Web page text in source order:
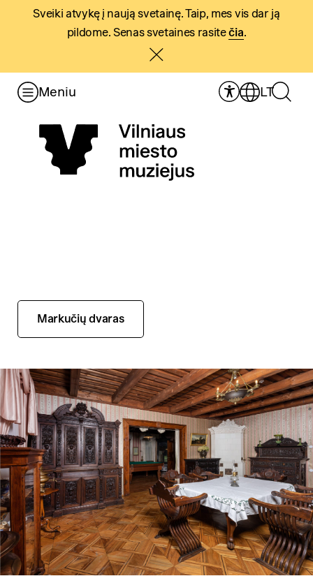
Sveiki atvykę į naują svetainę. Taip, mes vis dar ją
pildome. Senas svetaines rasitečia.
Meniu LT
Markučių dvaras